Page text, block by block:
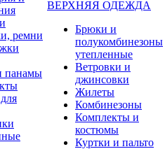
ремни
панамы
ВЕРХНЯЯ ОДЕЖДА
Брюки и
полукомбинезоны
утепленные
Ветровки и
джинсовки
Жилеты
Комбинезоны
Комплекты и
костюмы
Куртки и пальто